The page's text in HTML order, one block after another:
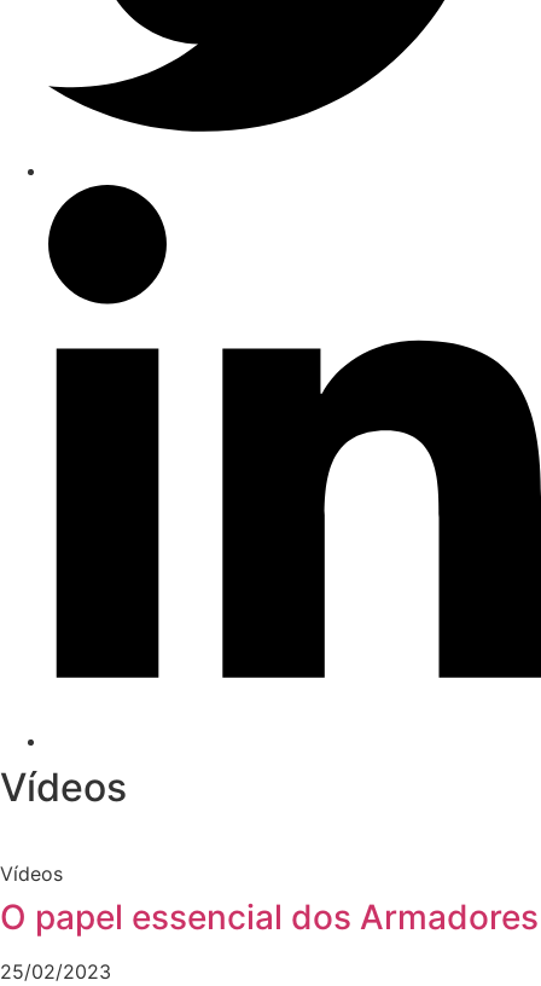
Vídeos
Vídeos
O papel essencial dos Armadores
25/02/2023